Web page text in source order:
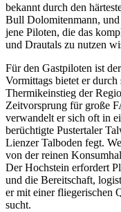
bekannt durch den
Bull Dolomitenmann, und
jene Piloten, die das
und Drautals zu nutzen
Für den Gastpiloten ist
Vormittags bietet er
Thermikeinstieg der
Zeitvorsprung für große
verwandelt er sich oft in
berüchtigte Pustertaler
Lienzer Talboden fegt.
von der reinen
Der Hochstein erfordert
und die Bereitschaft,
er mit einer fliegerischen
sucht.